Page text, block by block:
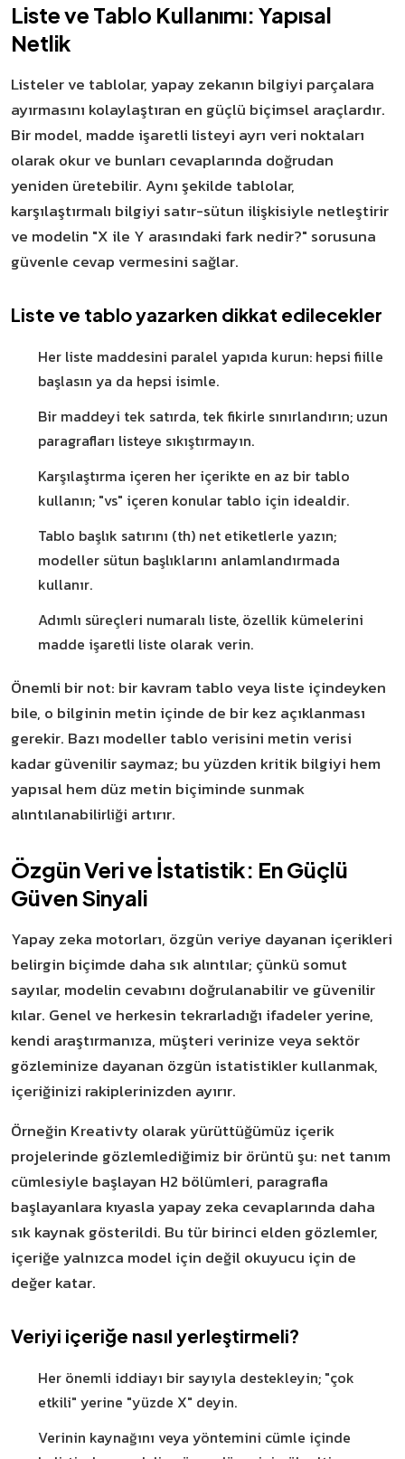
Liste ve Tablo Kullanımı: Yapısal
Netlik
Listeler ve tablolar, yapay zekanın bilgiyi parçalara
ayırmasını kolaylaştıran en güçlü biçimsel araçlardır.
Bir model, madde işaretli listeyi ayrı veri noktaları
olarak okur ve bunları cevaplarında doğrudan
yeniden üretebilir. Aynı şekilde tablolar,
karşılaştırmalı bilgiyi satır-sütun ilişkisiyle netleştirir
ve modelin "X ile Y arasındaki fark nedir?" sorusuna
güvenle cevap vermesini sağlar.
Liste ve tablo yazarken dikkat edilecekler
Her liste maddesini paralel yapıda kurun: hepsi fiille
başlasın ya da hepsi isimle.
Bir maddeyi tek satırda, tek fikirle sınırlandırın; uzun
paragrafları listeye sıkıştırmayın.
Karşılaştırma içeren her içerikte en az bir tablo
kullanın; "vs" içeren konular tablo için idealdir.
Tablo başlık satırını (th) net etiketlerle yazın;
modeller sütun başlıklarını anlamlandırmada
kullanır.
Adımlı süreçleri numaralı liste, özellik kümelerini
madde işaretli liste olarak verin.
Önemli bir not: bir kavram tablo veya liste içindeyken
bile, o bilginin metin içinde de bir kez açıklanması
gerekir. Bazı modeller tablo verisini metin verisi
kadar güvenilir saymaz; bu yüzden kritik bilgiyi hem
yapısal hem düz metin biçiminde sunmak
alıntılanabilirliği artırır.
Özgün Veri ve İstatistik: En Güçlü
Güven Sinyali
Yapay zeka motorları, özgün veriye dayanan içerikleri
belirgin biçimde daha sık alıntılar; çünkü somut
sayılar, modelin cevabını doğrulanabilir ve güvenilir
kılar. Genel ve herkesin tekrarladığı ifadeler yerine,
kendi araştırmanıza, müşteri verinize veya sektör
gözleminize dayanan özgün istatistikler kullanmak,
içeriğinizi rakiplerinizden ayırır.
Örneğin Kreativty olarak yürüttüğümüz içerik
projelerinde gözlemlediğimiz bir örüntü şu: net tanım
cümlesiyle başlayan H2 bölümleri, paragrafla
başlayanlara kıyasla yapay zeka cevaplarında daha
sık kaynak gösterildi. Bu tür birinci elden gözlemler,
içeriğe yalnızca model için değil okuyucu için de
değer katar.
Veriyi içeriğe nasıl yerleştirmeli?
Her önemli iddiayı bir sayıyla destekleyin; "çok
etkili" yerine "yüzde X" deyin.
Verinin kaynağını veya yöntemini cümle içinde